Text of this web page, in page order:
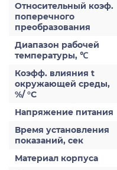
Относительный коэф.
поперечного
преобразования
Диапазон рабочей
температуры, ℃
Коэфф. влияния t
окружающей среды,
%/ °С
Напряжение питания
Время установления
показаний, сек
Материал корпуса